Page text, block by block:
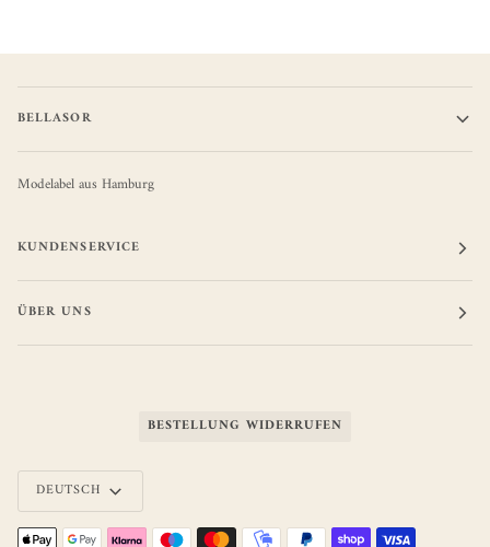
BELLASOR
Modelabel aus Hamburg
KUNDENSERVICE
ÜBER UNS
BESTELLUNG WIDERRUFEN
Sprache
DEUTSCH